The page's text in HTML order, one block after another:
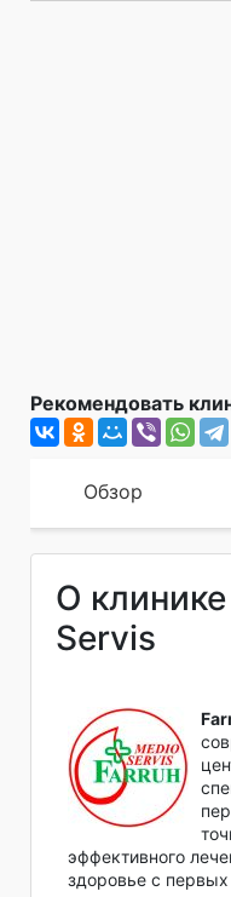
Рекомендовать
Обзор
О
Servis
эффективного
здоровье с